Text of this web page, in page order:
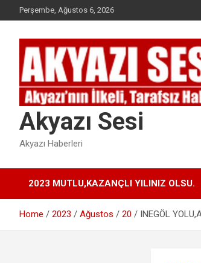
to
Perşembe, Ağustos 6, 2026
Akyazı Sesi
Akyazı Haberleri
2023 MUTLU,KAZANÇLI YILINIZ OLSU.
Home 2023 Ağustos 20 INEGÖL